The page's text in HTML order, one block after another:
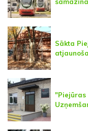
Sākta
"Piejūras